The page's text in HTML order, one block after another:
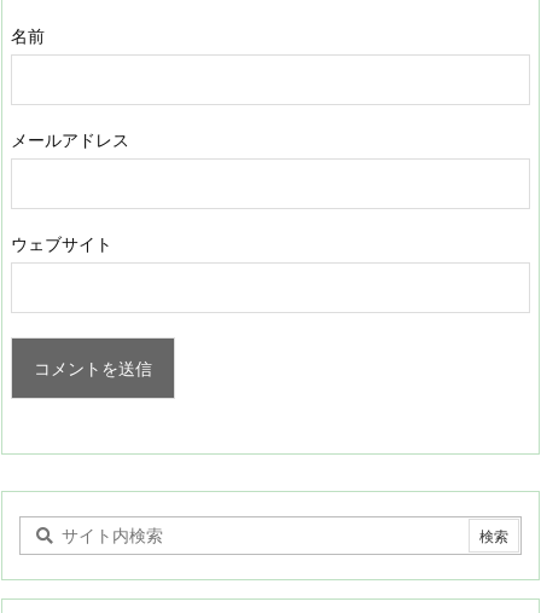
名前
メールアドレス
ウェブサイト